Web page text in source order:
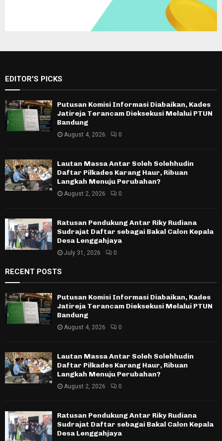
EDITOR'S PICKS
Putusan Komisi Informasi Diabaikan, Kades
Jatireja Terancam Dieksekusi Melalui PTUN
Bandung
August 4, 2026 0
Lautan Massa Antar Soleh Solehhudin
Daftar Pilkades Karang Haur, Ribuan
Langkah Menuju Perubahan?
August 2, 2026 0
Ratusan Pendukung Antar Riky Rudiana
Sudrajat Daftar sebagai Bakal Calon Kepala
Desa Lenggahjaya
July 31, 2026 0
RECENT POSTS
Putusan Komisi Informasi Diabaikan, Kades
Jatireja Terancam Dieksekusi Melalui PTUN
Bandung
August 4, 2026 0
Lautan Massa Antar Soleh Solehhudin
Daftar Pilkades Karang Haur, Ribuan
Langkah Menuju Perubahan?
August 2, 2026 0
Ratusan Pendukung Antar Riky Rudiana
Sudrajat Daftar sebagai Bakal Calon Kepala
Desa Lenggahjaya